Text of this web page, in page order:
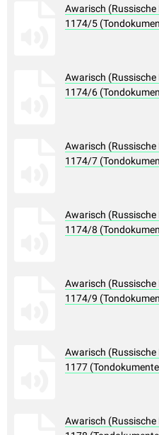
Awarisch
1174/5
Awarisch
1174/6
Awarisch
1174/7
Awarisch
1174/8
Awarisch
1174/9
Awarisch
1177
Awarisch